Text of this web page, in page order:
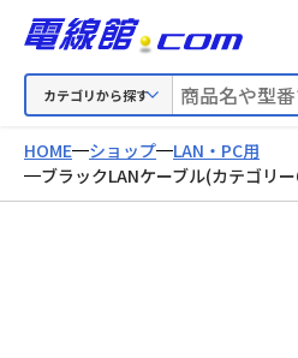
カテゴリから探す
HOME ショップ
LAN・PC用
ブラックLANケーブル(カテゴリ